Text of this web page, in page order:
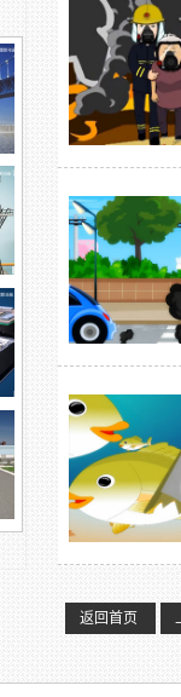
返回首页